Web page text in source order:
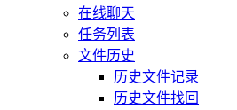
在线聊天
任务列表
文件历史
历史文件记录
历史文件找回